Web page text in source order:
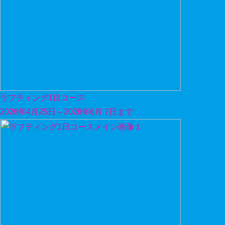
ラフティング1日コース
2026年4月25日～2026年6月 7日まで